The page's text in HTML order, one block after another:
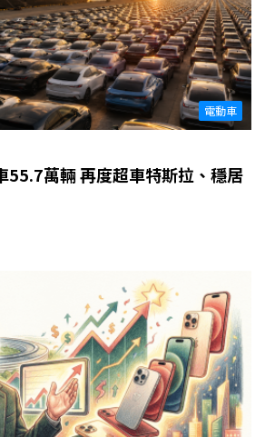
電動車
55.7萬輛 再度超車特斯拉、穩居